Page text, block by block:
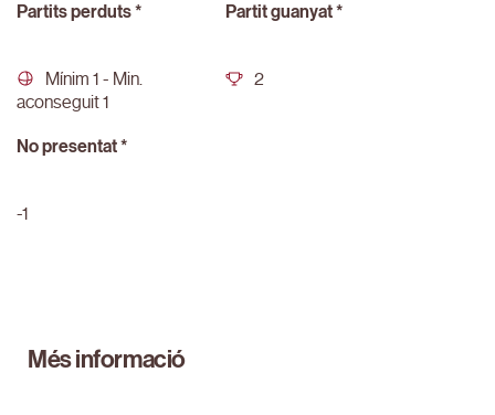
Partits perduts *
Mínim 1 - Min.
aconseguit 1
Partit guanyat *
2
No presentat *
-1
Més informació